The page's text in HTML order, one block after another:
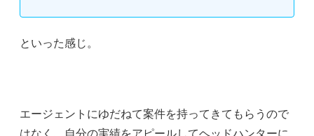
といった感じ。
エージェントにゆだねて案件を持ってきてもらうので